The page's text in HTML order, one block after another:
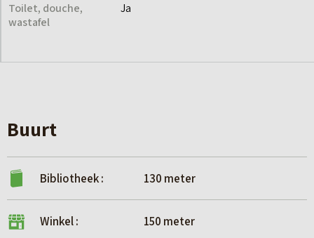
Toilet, douche,
wastafel
Ja
Buurt
Bibliotheek : 130 meter
Winkel : 150 meter